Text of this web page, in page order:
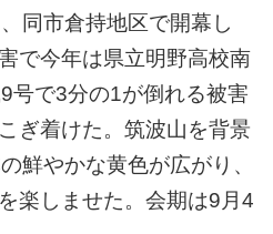
同市倉持地区で開幕し
で今年は県立明野高校南
号で3分の1が倒れる被害
ぎ着けた。筑波山を背景
鮮やかな黄色が広がり、
楽しませた。会期は9月4